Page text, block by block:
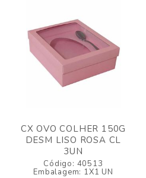
CX OVO COLHER 150G
DESM LISO ROSA CL
3UN
Código: 40513
Embalagem: 1X1 UN